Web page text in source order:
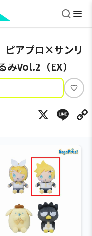
ピアプロ×サンリ
Vol.2（EX）
い
ね
X